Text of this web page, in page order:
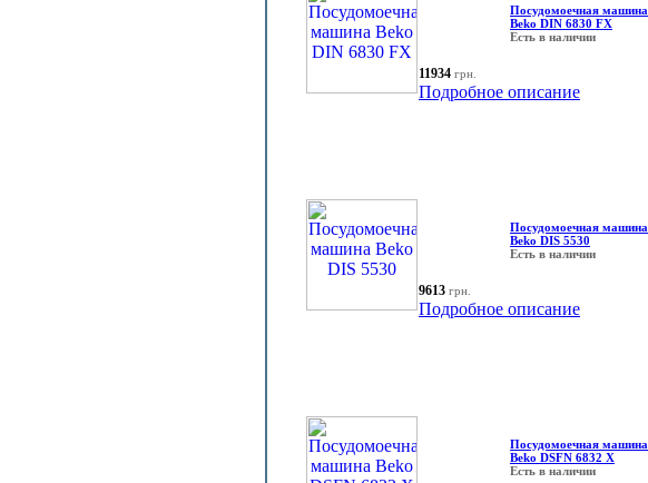
Посудомоечная машина
Beko DIN 6830 FX
Есть в наличии
11934 грн.
Подробное описание
Посудомоечная машина
Beko DIS 5530
Есть в наличии
9613 грн.
Подробное описание
Посудомоечная машина
Beko DSFN 6832 X
Есть в наличии